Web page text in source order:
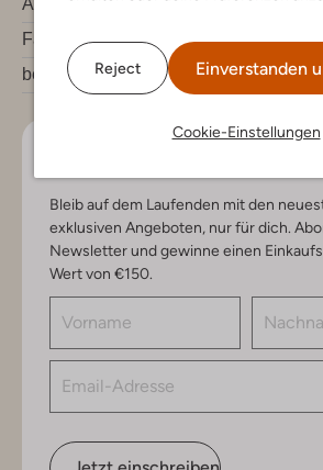
Reject Einverstanden
Cookie-Einstellungen
Fashion News
bei Omoda
Bleib auf dem Laufenden mit den
exklusiven Angeboten, nur für dich.
Newsletter und gewinne einen
Wert von €150.